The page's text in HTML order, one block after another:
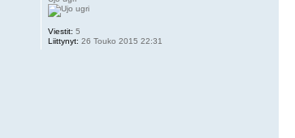
Viestit: 5
Liittynyt: 26 Touko 2015 22:31